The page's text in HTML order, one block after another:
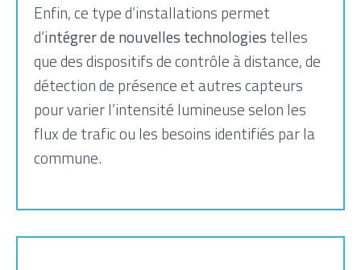
Enfin, ce type d’installations permet
d’intégrer de nouvelles technologies telles
que des dispositifs de contrôle à distance, de
détection de présence et autres capteurs
pour varier l’intensité lumineuse selon les
flux de trafic ou les besoins identifiés par la
commune.